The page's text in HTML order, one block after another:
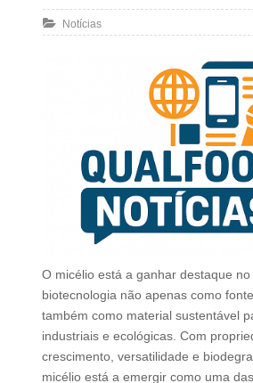
Notícias
O micélio está a ganhar destaque
biotecnologia não apenas como
também como material sustentável
industriais e ecológicas. Com
crescimento, versatilidade e
micélio está a emergir como uma